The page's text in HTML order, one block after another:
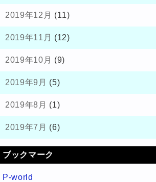
2019年12月 (11)
2019年11月 (12)
2019年10月 (9)
2019年9月 (5)
2019年8月 (1)
2019年7月 (6)
ブックマーク
P-world